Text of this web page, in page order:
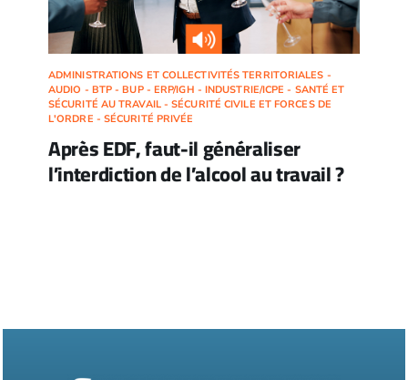
ADMINISTRATIONS ET COLLECTIVITÉS TERRITORIALES -
AUDIO - BTP - BUP - ERP/IGH - INDUSTRIE/ICPE - SANTÉ ET
SÉCURITÉ AU TRAVAIL - SÉCURITÉ CIVILE ET FORCES DE
L'ORDRE - SÉCURITÉ PRIVÉE
Après EDF, faut-il généraliser
l’interdiction de l’alcool au travail ?